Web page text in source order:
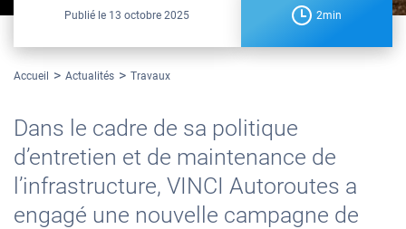
Publié le 13 octobre 2025 2min
Accueil Actualités Travaux
Dans le cadre de sa politique
d’entretien et de maintenance de
l’infrastructure, VINCI Autoroutes a
engagé une nouvelle campagne de